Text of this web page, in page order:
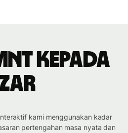
kepada
ZAR
kami menggunakan kadar
pertengahan masa nyata dan